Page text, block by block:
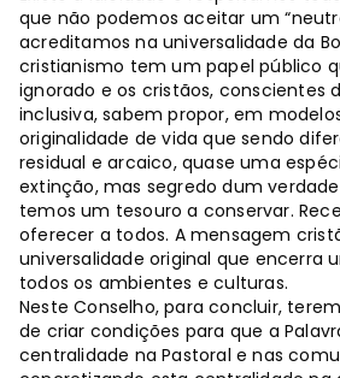
que não podemos aceitar um
acreditamos na universalidade da
cristianismo tem um papel público
ignorado e os cristãos, conscientes
inclusiva, sabem propor, em
originalidade de vida que sendo
residual e arcaico, quase uma
extinção, mas segredo dum
temos um tesouro a conservar.
oferecer a todos. A mensagem
universalidade original que encerra
todos os ambientes e culturas.
Neste Conselho, para concluir,
de criar condições para que a
centralidade na Pastoral e nas